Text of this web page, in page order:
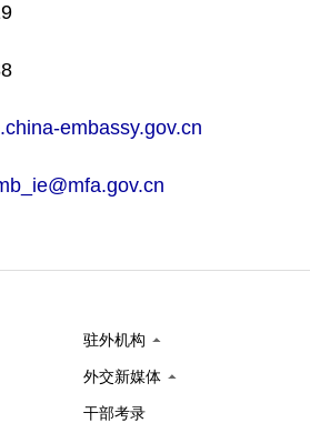
embassy.gov.cn
驻外机构
外交新媒体
干部考录